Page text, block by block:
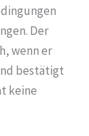
Der
wenn er
bestätigt
keine